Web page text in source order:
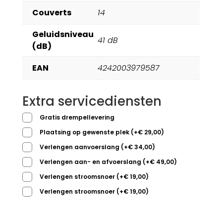
Couverts
14
Geluidsniveau
(dB)
41 dB
EAN 4242003979587
Extra servicediensten
Gratis drempellevering
Plaatsing op gewenste plek (+€29,00)
Verlengen aanvoerslang (+€34,00)
Verlengen aan- en afvoerslang (+€49,00)
Verlengen stroomsnoer (+€19,00)
Verlengen stroomsnoer (+€19,00)